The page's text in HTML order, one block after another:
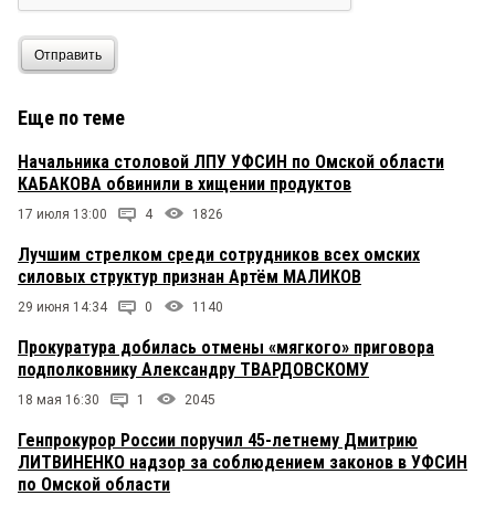
Отправить
Еще по теме
Начальника столовой ЛПУ УФСИН по Омской области
КАБАКОВА обвинили в хищении продуктов
17 июля 13:00 4 1826
Лучшим стрелком среди сотрудников всех омских
силовых структур признан Артём МАЛИКОВ
29 июня 14:34 0 1140
Прокуратура добилась отмены «мягкого» приговора
подполковнику Александру ТВАРДОВСКОМУ
18 мая 16:30 1 2045
Генпрокурор России поручил 45-летнему Дмитрию
ЛИТВИНЕНКО надзор за соблюдением законов в УФСИН
по Омской области